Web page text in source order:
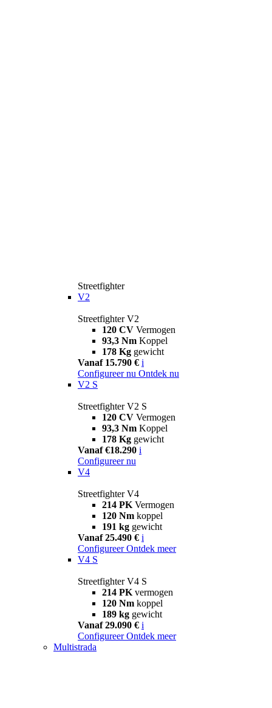
Streetfighter
V2
Streetfighter V2
120 CV Vermogen
93,3 Nm Koppel
178 Kg gewicht
Vanaf 15.790 € i
Configureer nu Ontdek nu
V2 S
Streetfighter V2 S
120 CV Vermogen
93,3 Nm Koppel
178 Kg gewicht
Vanaf €18.290 i
Configureer nu
V4
Streetfighter V4
214 PK Vermogen
120 Nm koppel
191 kg gewicht
Vanaf 25.490 € i
Configureer Ontdek meer
V4 S
Streetfighter V4 S
214 PK vermogen
120 Nm koppel
189 kg gewicht
Vanaf 29.090 € i
Configureer Ontdek meer
Multistrada